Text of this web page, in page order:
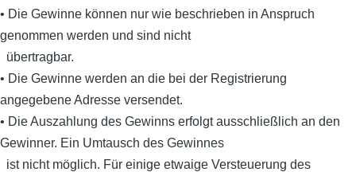
• Die Gewinne können nur wie beschrieben in Anspruch
genommen werden und sind nicht
übertragbar.
• Die Gewinne werden an die bei der Registrierung
angegebene Adresse versendet.
• Die Auszahlung des Gewinns erfolgt ausschließlich an den
Gewinner. Ein Umtausch des Gewinnes
ist nicht möglich. Für einige etwaige Versteuerung des